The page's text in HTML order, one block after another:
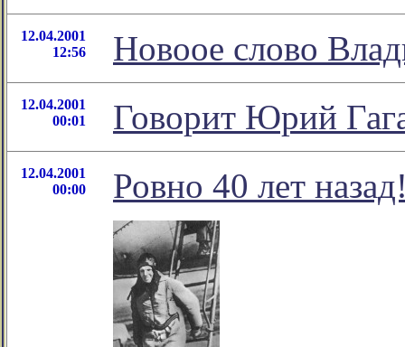
12.04.2001
12:56
Новоое слово
12.04.2001
00:01
Говорит Юрий
12.04.2001
00:00
Ровно 40 лет